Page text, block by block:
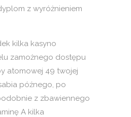
z wyróżnieniem
kilka kasyno
zamożnego dostępu
atomowej 49 twojej
późnego, po
z zbawiennego
A kilka